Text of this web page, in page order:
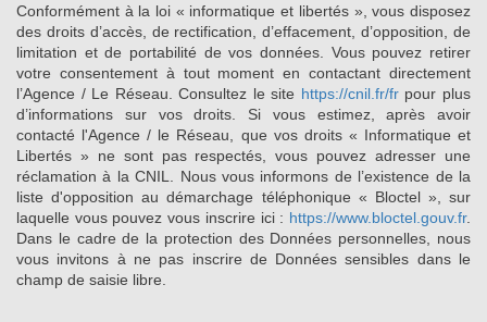
Conformément à la loi « informatique et libertés », vous disposez
des droits d’accès, de rectification, d’effacement, d’opposition, de
limitation et de portabilité de vos données. Vous pouvez retirer
votre consentement à tout moment en contactant directement
l’Agence / Le Réseau. Consultez le site https://cnil.fr/frpour plus
d’informations sur vos droits. Si vous estimez, après avoir
contacté l'Agence / le Réseau, que vos droits « Informatique et
Libertés » ne sont pas respectés, vous pouvez adresser une
réclamation à la CNIL. Nous vous informons de l’existence de la
liste d'opposition au démarchage téléphonique « Bloctel », sur
laquelle vous pouvez vous inscrire ici : https://www.bloctel.gouv.fr.
Dans le cadre de la protection des Données personnelles, nous
vous invitons à ne pas inscrire de Données sensibles dans le
champ de saisie libre.